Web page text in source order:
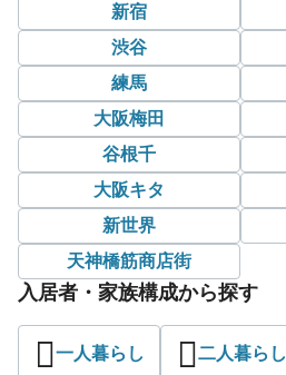
新宿
渋谷
練馬
大阪梅田
谷根千
大阪キタ
新世界
天神橋筋商店街
入居者・家族構成から探す
一人暮らし 二人暮らし